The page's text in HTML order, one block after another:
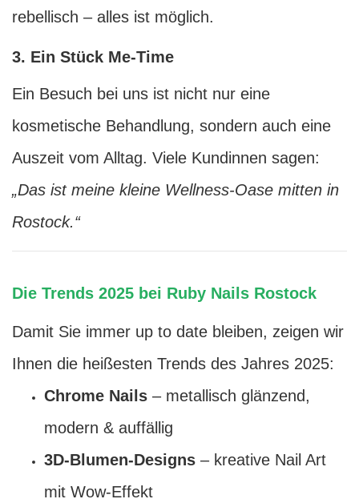
rebellisch – alles ist möglich.
3. Ein Stück Me-Time
Ein Besuch bei uns ist nicht nur eine
kosmetische Behandlung, sondern auch eine
Auszeit vom Alltag. Viele Kundinnen sagen:
„Das ist meine kleine Wellness-Oase mitten in
Rostock.“
Die Trends 2025 bei Ruby Nails Rostock
Damit Sie immer up to date bleiben, zeigen wir
Ihnen die heißesten Trends des Jahres 2025:
Chrome Nails – metallisch glänzend,
modern & auffällig
3D-Blumen-Designs – kreative Nail Art
mit Wow-Effekt